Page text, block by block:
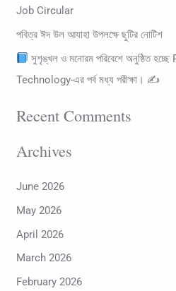
Job Circular
পবিত্র ঈদ উল আযাহা উপলক্ষে ছুটির নোটিশ
সুশৃঙ্খল ও মনোরম পরিবেশে অনুষ্ঠিত
Technology-এর পর্ব মধ্য পরীক্ষা। ✍
Recent Comments
Archives
June 2026
May 2026
April 2026
March 2026
February 2026